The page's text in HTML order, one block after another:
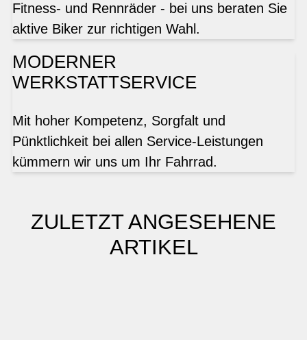
Fitness- und Rennräder - bei uns beraten Sie
aktive Biker zur richtigen Wahl.
MODERNER
WERKSTATTSERVICE
Mit hoher Kompetenz, Sorgfalt und
Pünktlichkeit bei allen Service-Leistungen
kümmern wir uns um Ihr Fahrrad.
ZULETZT ANGESEHENE
ARTIKEL